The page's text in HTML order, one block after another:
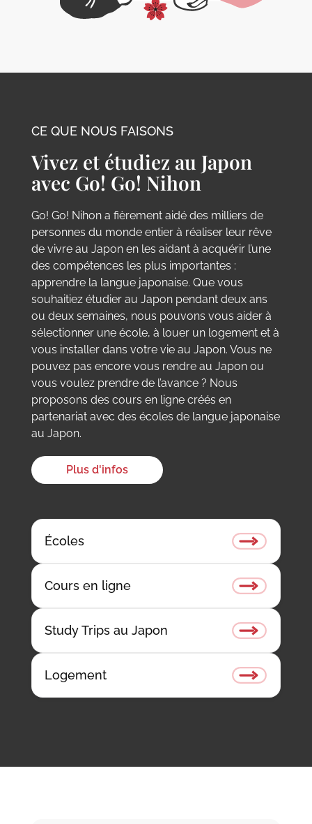
CE QUE NOUS FAISONS
Vivez et étudiez au Japon
avec Go! Go! Nihon
Go! Go! Nihon a fièrement aidé des milliers de
personnes du monde entier à réaliser leur rêve
de vivre au Japon en les aidant à acquérir l’une
des compétences les plus importantes :
apprendre la langue japonaise. Que vous
souhaitiez étudier au Japon pendant deux ans
ou deux semaines, nous pouvons vous aider à
sélectionner une école, à louer un logement et à
vous installer dans votre vie au Japon. Vous ne
pouvez pas encore vous rendre au Japon ou
vous voulez prendre de l’avance ? Nous
proposons des cours en ligne créés en
partenariat avec des écoles de langue japonaise
au Japon.
Plus d'infos
Écoles
Cours en ligne
Study Trips au Japon
Logement